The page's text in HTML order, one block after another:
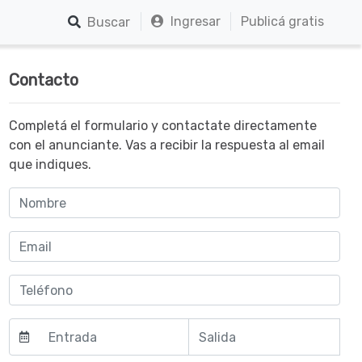
Buscar Ingresar Publicá gratis
Contacto
Completá el formulario y contactate directamente
con el anunciante. Vas a recibir la respuesta al email
que indiques.
Agosto
lun mar mié jue vie sáb m
Agosto
lun r é jue vie b m